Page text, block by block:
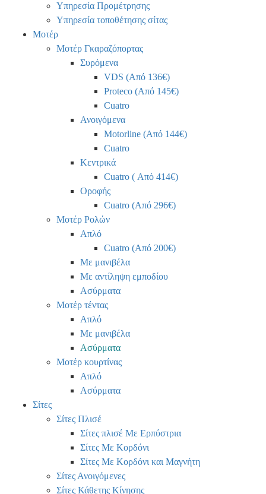
Υπηρεσία Προμέτρησης
Υπηρεσία τοποθέτησης σίτας
Μοτέρ
Μοτέρ Γκαραζόπορτας
Συρόμενα
VDS (Από 136€)
Proteco (Από 145€)
Cuatro
Ανοιγόμενα
Motorline (Από 144€)
Cuatro
Κεντρικά
Cuatro ( Από 414€)
Οροφής
Cuatro (Από 296€)
Μοτέρ Ρολών
Απλό
Cuatro (Από 200€)
Με μανιβέλα
Με αντίληψη εμποδίου
Ασύρματα
Μοτέρ τέντας
Απλό
Με μανιβέλα
Ασύρματα
Μοτέρ κουρτίνας
Απλό
Ασύρματα
Σίτες
Σίτες Πλισέ
Σίτες πλισέ Με Ερπύστρια
Σίτες Με Κορδόνι
Σίτες Με Κορδόνι και Μαγνήτη
Σίτες Ανοιγόμενες
Σίτες Κάθετης Κίνησης